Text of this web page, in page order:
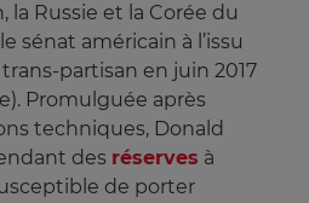
la Russie et la Corée du
sénat américain à l’issu
partisan en juin 2017
Promulguée après
techniques, Donald
des réserves à
de porter